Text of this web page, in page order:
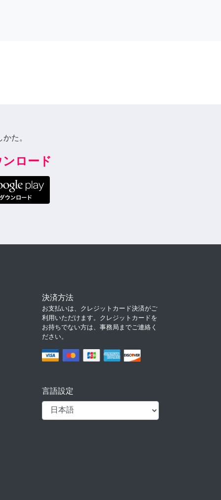
た。
ロード
決済方法
お支払いは、クレジットカード決済がご
利用いただけます。クレジットカードを
お持ちでない方は、事務局までご連絡く
ださい。
言語設定